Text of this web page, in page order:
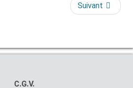
Suivant
C.G.V.